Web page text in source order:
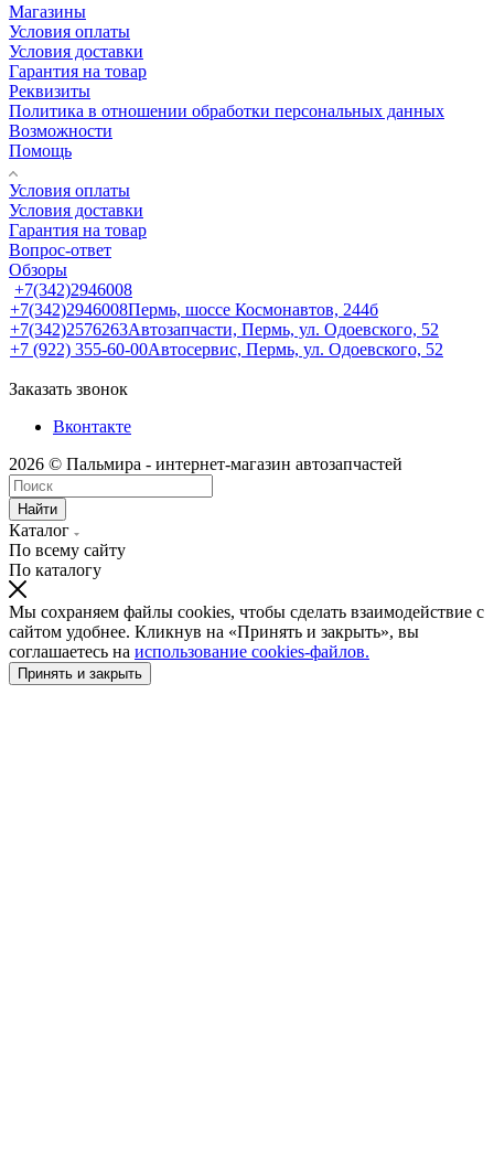
Магазины
Условия оплаты
Условия доставки
Гарантия на товар
Реквизиты
Политика в отношении обработки персональных данных
Возможности
Помощь
Условия оплаты
Условия доставки
Гарантия на товар
Вопрос-ответ
Обзоры
+7(342)2946008
+7(342)2946008Пермь, шоссе Космонавтов, 244б
+7(342)2576263Автозапчасти, Пермь, ул. Одоевского, 52
+7 (922) 355-60-00Автосервис, Пермь, ул. Одоевского, 52
Заказать звонок
Вконтакте
2026 © Пальмира - интернет-магазин автозапчастей
Найти
Каталог
По всему сайту
По каталогу
Мы сохраняем файлы cookies, чтобы сделать взаимодействие с
сайтом удобнее. Кликнув на «Принять и закрыть», вы
соглашаетесь на использование cookies-файлов.
Принять и закрыть